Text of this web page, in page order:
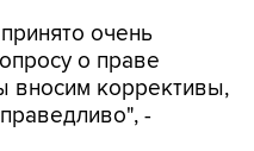
очень
о праве
вносим коррективы,
-